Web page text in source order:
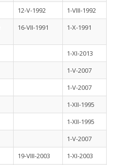
12-V-1992
1-VIII-1992
16-VII-1991 1-X-1991
1-XI-2013
1-V-2007
1-V-2007
1-XII-1995
1-XII-1995
1-V-2007
19-VIII-2003
1-XI-2003